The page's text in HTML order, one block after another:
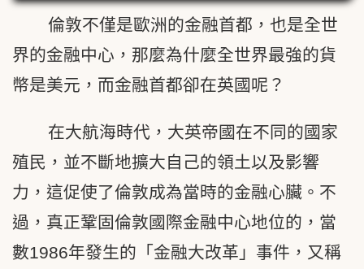
倫敦不僅是歐洲的金融首都，也是全世
界的金融中心，那麼為什麼全世界最強的貨
幣是美元，而金融首都卻在英國呢？
在大航海時代，大英帝國在不同的國家
殖民，並不斷地擴大自己的領土以及影響
力，這促使了倫敦成為當時的金融心臟。不
過，真正鞏固倫敦國際金融中心地位的，當
數1986年發生的「金融大改革」事件，又稱